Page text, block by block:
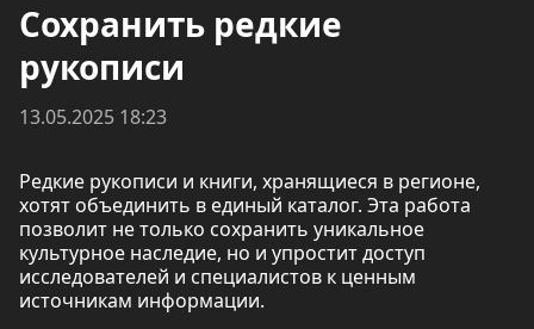
Сохранить редкие
рукописи
13.05.2025 18:23
Редкие рукописи и книги, хранящиеся в регионе,
хотят объединить в единый каталог. Эта работа
позволит не только сохранить уникальное
культурное наследие, но и упростит доступ
исследователей и специалистов к ценным
источникам информации.